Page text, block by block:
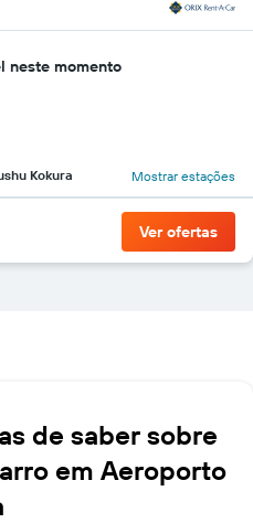
neste momento
Kokura Mostrar estações
Ver ofertas
de saber sobre
em Aeroporto